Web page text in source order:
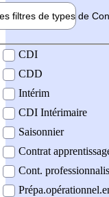
filtres de types de
contrat
CDI
CDD
Intérim
CDI Intérimaire
Saisonnier
Contrat
Cont.